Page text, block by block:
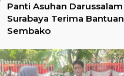
Panti Asuhan Darussalam
Surabaya Terima Bantuan
Sembako